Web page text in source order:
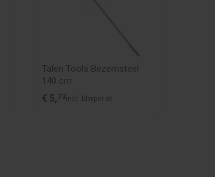
Talen Tools Bezemsteel
140 cm
€ 5,73 incl. btwper st